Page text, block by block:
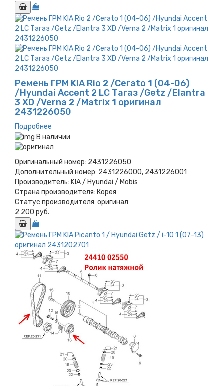
Ремень ГРМ KIA Rio 2 /Cerato 1 (04-06)
/Hyundai Accent 2 LC Тагаз /Getz /Elantra
3 XD /Verna 2 /Matrix 1 оригинал
2431226050
Подробнее
В наличии
Оригинальный номер: 2431226050
Дополнительный номер: 2431226000, 2431226001
Производитель: KIA / Hyundai / Mobis
Страна производителя: Корея
Статус производителя: оригинал
2 200 руб.